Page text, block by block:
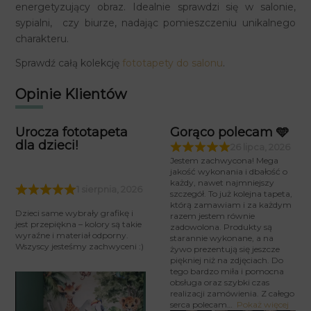
energetyzujący obraz.
Idealnie sprawdzi się w salonie,
sypialni, czy biurze, nadając pomieszczeniu unikalnego
charakteru.
Sprawdź całą kolekcję fototapety do salonu.
Opinie Klientów
Urocza fototapeta
dla dzieci!
1 sierpnia, 2026
Dzieci same wybrały grafikę i
jest przepiękna – kolory są takie
wyraźne i materiał odporny.
Wszyscy jesteśmy zachwyceni :)
Gorąco polecam 🩵
Jestem zachwycona! Mega
jakość wykonania i dbałość o
każdy, nawet najmniejszy
szczegół. To już kolejna tapeta,
którą zamawiam i za każdym
razem jestem równie
zadowolona. Produkty są
starannie wykonane, a na
żywo prezentują się jeszcze
piękniej niż na zdjęciach. Do
tego bardzo miła i pomocna
obsługa oraz szybki czas
realizacji zamówienia. Z całego
serca polecam
Pokaż więcej